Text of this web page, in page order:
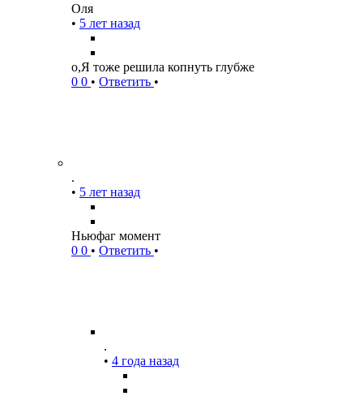
Оля
• 5 лет назад
о,Я тоже решила копнуть глубже
0 0 • Ответить •
.
• 5 лет назад
Ньюфаг момент
0 0 • Ответить •
.
• 4 года назад